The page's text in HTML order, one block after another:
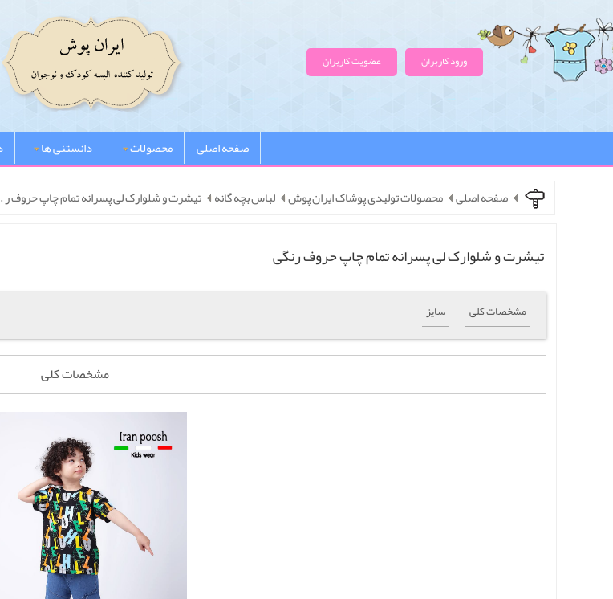
ورود کاربران عضویت کاربران
صفحه اصلی محصولات دانستنی ها
صفحه اصلی محصولات تولیدی پوشاک ایران پوش لباس بچه گانه تیشرت و شلوارک لی پسرانه تمام چاپ حروف ر
تیشرت و شلوارک لی پسرانه تمام چاپ حروف رنگی
مشخصات کلی سایز
مشخصات کلی